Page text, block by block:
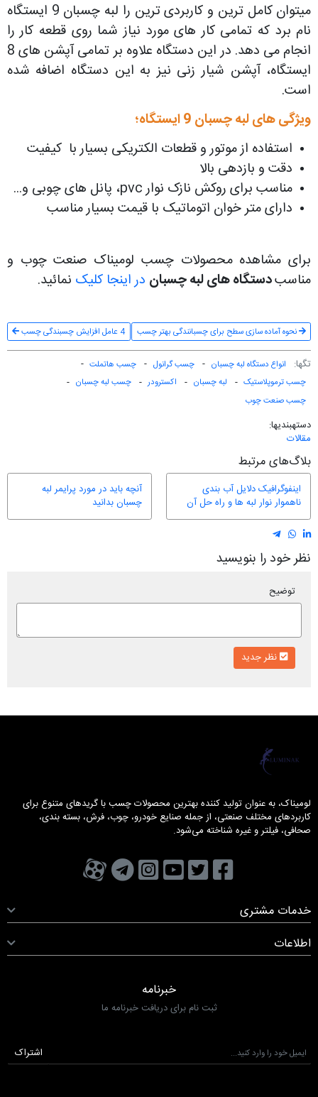
میتوان کامل ترین و کاربردی ترین را لبه چسبان 9 ایستگاه
نام برد که تمامی کار های مورد نیاز شما روی قطعه کار را
انجام می دهد. در این دستگاه علاوه بر تمامی آپشن های 8
ایستگاه، آپشن شیار زنی نیز به این دستگاه اضافه شده
است.
ویژگی های لبه چسبان 9 ایستگاه؛
استفاده از موتور و قطعات الکتریکی بسیار با کیفیت
دقت و بازدهی بالا
مناسب برای روکش نازک نوار pvc، پانل های چوبی و...
دارای متر خوان اتوماتیک با قیمت بسیار مناسب
برای مشاهده محصولات چسب لومیناک صنعت چوب و
مناسبدستگاه های لبه چسبان در اینجا کلیک نمائید.
نحوه آماده سازی سطح برای چسبانندگی بهتر چسب 4 عامل افزایش چسبندگی چسب
تگ‎ها: انواع دستگاه لبه چسبان چسب گرانول
چسب هاتملت
چسب ترموپلاستیک
لبه چسبان اکسترودر
چسب لبه چسبان
چسب صنعت چوب
دسته‎بندی‎ها:
مقالات
بلاگ‌های مرتبط
اینفوگرافیک دلایل آب بندی
ناهموار نوار لبه ها و راه حل آن
آنچه باید در مورد پرایمر لبه
چسبان بدانید
نظر خود را بنویسید
توضیح
نظر جدید
لومیناک، به عنوان تولید کننده بهترین محصولات چسب با گریدهای متنوع برای
کاربردهای مختلف صنعتی، از جمله صنایع خودرو، چوب، فرش، بسته بندی،
صحافی، فیلتر و غیره شناخته می‌شود.
فیسبوک
تویتریوتیوب
صفحهکانال تلگرام
کانال آپارات
خدمات مشتری
اطلاعات
خبرنامه
ثبت نام برای دریافت خبرنامه ما
اشتراک